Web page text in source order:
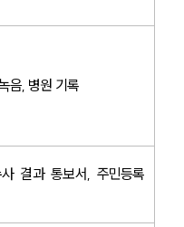
음, 병원 기록
결과 통보서, 주민등록